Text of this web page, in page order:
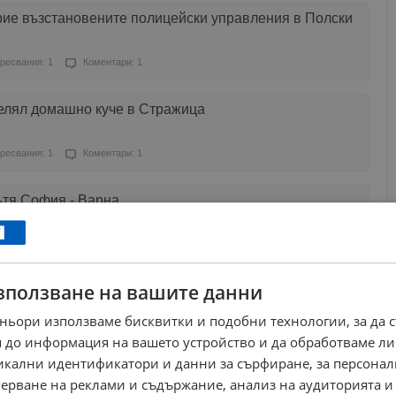
възстановените полицейски управления в Полски
1 Коментари: 1
домашно куче в Стражица
1 Коментари: 1
София - Варна
0
грешен резултат от дрегер за алкохол
Харесвания: 4
управление в Стражица
на вашите данни
използваме бисквитки и подобни технологии, за да
до информация на вашето устройство и да обработваме
идентификатори и данни за сърфиране, за
на реклами и съдържание, анализ на аудиторията